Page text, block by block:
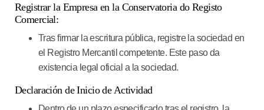
Registrar la Empresa en la Conservatoria do Registo
Comercial:
Tras firmar la escritura pública, registre la sociedad en
el Registro Mercantil competente. Este paso da
existencia legal oficial a la sociedad.
Declaración de Inicio de Actividad